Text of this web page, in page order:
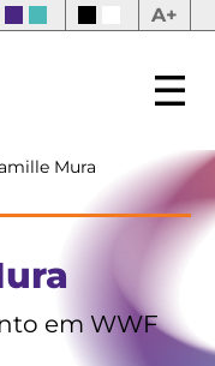
A+
Mura
em WWF